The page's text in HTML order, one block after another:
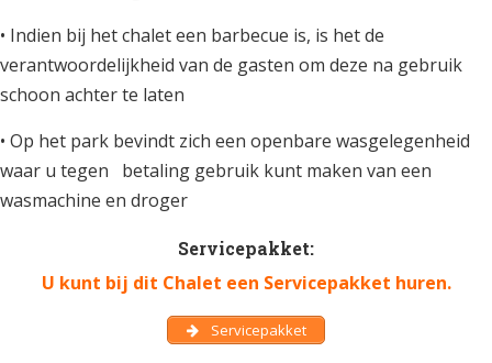
• Indien bij het chalet een barbecue is, is het de
verantwoordelijkheid van de gasten om deze na gebruik
schoon achter te laten
• Op het park bevindt zich een openbare wasgelegenheid
waar u tegen betaling gebruik kunt maken van een
wasmachine en droger
Servicepakket:
U kunt bij dit Chalet een Servicepakket huren.
Servicepakket